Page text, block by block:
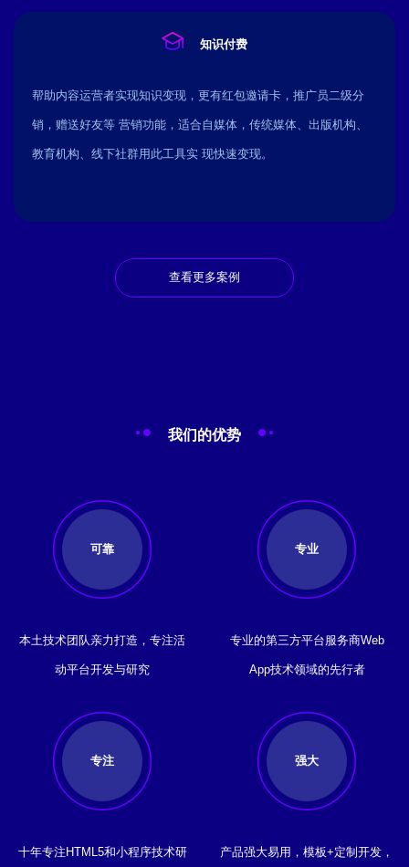
知识付费
帮助内容运营者实现知识变现，更有红包邀请卡，推广员二级分
销，赠送好友等 营销功能，适合自媒体，传统媒体、出版机构、
教育机构、线下社群用此工具实 现快速变现。
查看更多案例
我们的优势
可靠
本土技术团队亲力打造，专注活
动平台开发与研究
专业
专业的第三方平台服务商Web
App技术领域的先行者
专注
十年专注HTML5和小程序技术研
强大
产品强大易用，模板+定制开发，